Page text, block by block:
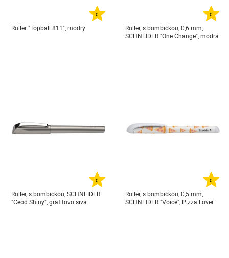
0
Roller "Topball 811", modrý
0
Roller, s bombičkou, 0,6 mm,
SCHNEIDER "One Change", modrá
0
Roller, s bombičkou, SCHNEIDER
"Ceod Shiny", grafitovo sivá
0
Roller, s bombičkou, 0,5 mm,
SCHNEIDER "Voice", Pizza Lover